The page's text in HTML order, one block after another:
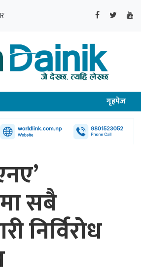
गृहपेज
सबै
निर्विरोध